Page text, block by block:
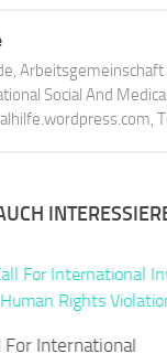
Social And
For International